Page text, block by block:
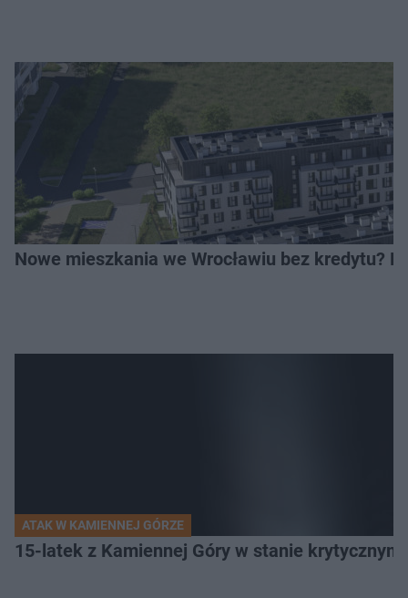
Nowe mieszkania we Wrocławiu bez kredytu?
ATAK W KAMIENNEJ GÓRZE
15-latek z Kamiennej Góry w stanie